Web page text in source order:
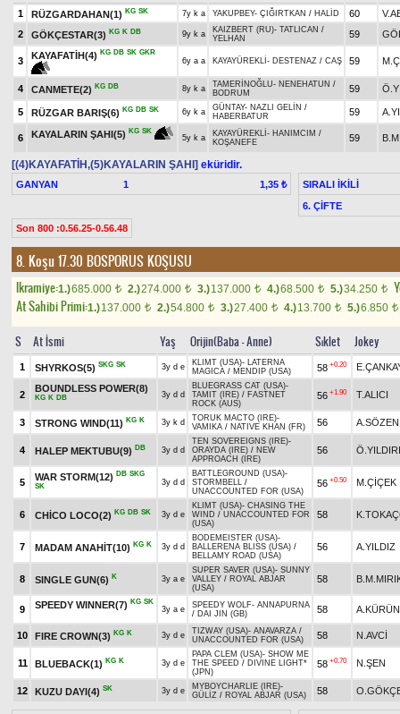
1 RÜZGARDAHAN(1) KG SK 7y k a YAKUPBEY- ÇIĞIRTKAN / HALİD 60
2
GÖKÇESTAR(3) KG K DB 9y k a KAIZBERT (RU)- TATLICAN /
YELHAN
59
3
KAYAFATİH(4) KG DB SK GKR
6y a a KAYAYÜREKLİ - DESTENAZ / CAŞ 59
4 CANMETE(2) KG DB 8y k a TAMERİNOĞLU- NENEHATUN /
BODRUM
59
5 RÜZGAR BARIŞ(6) KG DB SK 6y k a GÜNTAY- NAZLI GELİN /
HABERBATUR
59
6 KAYALARIN ŞAHI(5) KG SK
5y k a KAYAYÜREKLİ - HANIMCIM /
KOŞANEFE
59
[(4)KAYAFATİH,(5)KAYALARIN ŞAHI] eküridir.
GANYAN 1 1,35 ₺
SIRALI İKİLİ
6. ÇİFTE
Son 800 :0.56.25-0.56.48
8. Koşu 17.30 BOSPORUS KOŞUSU
Ikramiye:1.)685.000 t 2.)274.000 t 3.)137.000 t 4.)68.500 t 5.)34.250 t
At Sahibi Primi:1.)137.000 t 2.)54.800 t 3.)27.400 t 4.)13.700 t 5.)6.850 t
S At İsmi Yaş Orijin(Baba - Anne) Sıklet Jokey
1 SHYRKOS(5) SKG SK 3y d e KLIMT (USA)- LATERNA
MAGICA / MENDIP (USA) 58 +0.20
2
BOUNDLESS POWER(8)
KG K DB 3y d d
BLUEGRASS CAT (USA)-
TAMIT (IRE) / FASTNET
ROCK (AUS)
56 +1.90 T.ALICI
3 STRONG WIND(11) KG K 3y k d TORUK MACTO (IRE)-
VAMIKA / NATIVE KHAN (FR) 56 A.SÖZEN
4 HALEP MEKTUBU(9) DB 3y d d
TEN SOVEREIGNS (IRE)-
ORAYDA (IRE) / NEW
APPROACH (IRE)
56
5
WAR STORM(12) DB SKG
SK
3y d d
BATTLEGROUND (USA)-
STORMBELL /
UNACCOUNTED FOR (USA)
56 +0.50 M.ÇİÇEK
6 CHİCO LOCO(2) KG DB SK 3y d e
KLIMT (USA)- CHASING THE
WIND / UNACCOUNTED FOR
(USA)
58
7 MADAM ANAHİT(10) KG K 3y d d
BODEMEISTER (USA)-
BALLERENA BLISS (USA) /
BELLAMY ROAD (USA)
56 A.YILDIZ
8 SINGLE GUN(6) K 3y a e
SUPER SAVER (USA)- SUNNY
VALLEY / ROYAL ABJAR
(USA)
58
9 SPEEDY WINNER(7) KG SK
3y a e SPEEDY WOLF- ANNAPURNA
/ DAI JIN (GB) 58
10 FIRE CROWN(3) KG K 3y d e TIZWAY (USA)- ANAVARZA /
UNACCOUNTED FOR (USA)
58 N.AVCİ
11 BLUEBACK(1) KG K 3y d e
PAPA CLEM (USA)- SHOW ME
THE SPEED / DIVINE LIGHT*
(JPN)
58 +0.70 N.ŞEN
12 KUZU DAYI(4) SK 3y d e MYBOYCHARLIE (IRE)-
GÜLİZ / ROYAL ABJAR (USA) 58